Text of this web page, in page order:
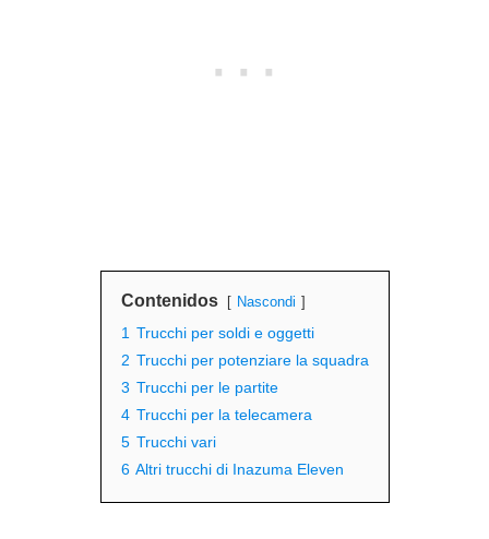
Contenidos Nascondi
1 Trucchi per soldi e oggetti
2 Trucchi per potenziare la squadra
3 Trucchi per le partite
4 Trucchi per la telecamera
5 Trucchi vari
6 Altri trucchi di Inazuma Eleven